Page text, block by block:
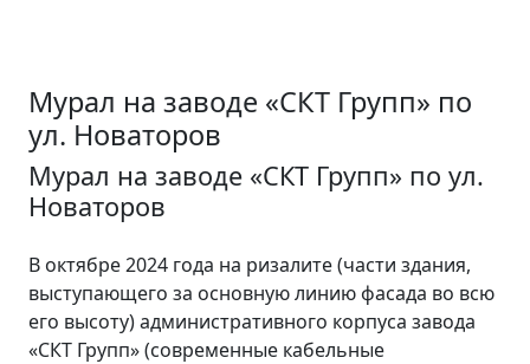
Мурал на заводе «СКТ Групп» по
ул. Новаторов
Мурал на заводе «СКТ Групп» по ул.
Новаторов
В октябре 2024 года на ризалите (части здания,
выступающего за основную линию фасада во всю
его высоту) административного корпуса завода
«СКТ Групп» (современные кабельные